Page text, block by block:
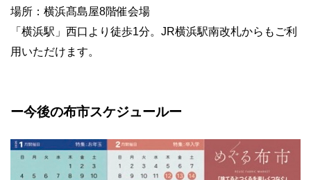
場所：横浜髙島屋8階催会場
「横浜駅」西口より徒歩1分。JR横浜駅南改札からもご利
用いただけます。
ー今後の布市スケジュールー